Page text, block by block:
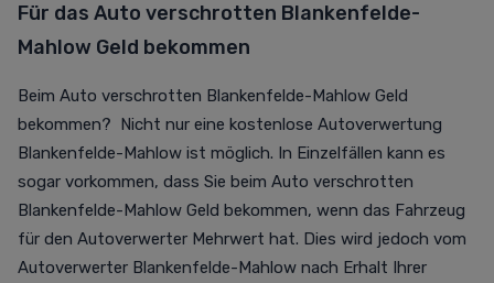
Für das Auto verschrotten Blankenfelde-
Mahlow Geld bekommen
Beim Auto verschrotten Blankenfelde-Mahlow Geld
bekommen? Nicht nur eine kostenlose Autoverwertung
Blankenfelde-Mahlow ist möglich. In Einzelfällen kann es
sogar vorkommen, dass Sie beim Auto verschrotten
Blankenfelde-Mahlow Geld bekommen, wenn das Fahrzeug
für den Autoverwerter Mehrwert hat. Dies wird jedoch vom
Autoverwerter Blankenfelde-Mahlow nach Erhalt Ihrer